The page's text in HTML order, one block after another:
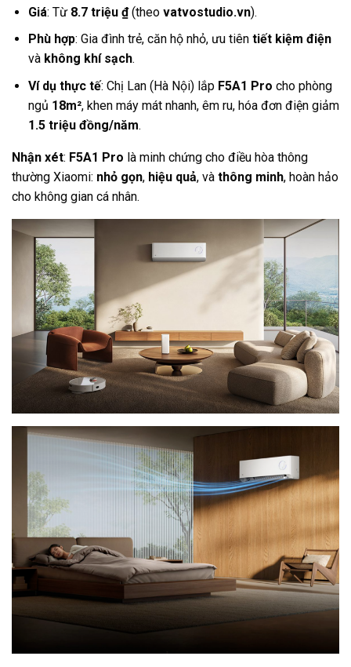
Giá: Từ 8.7 triệu ₫(theo vatvostudio.vn).
Phù hợp: Gia đình trẻ, căn hộ nhỏ, ưu tiên tiết kiệm điện
và không khí sạch.
Ví dụ thực tế: Chị Lan (Hà Nội) lắp F5A1 Pro cho phòng
ngủ 18m², khen máy mát nhanh, êm ru, hóa đơn điện giảm
1.5 triệu đồng/năm.
Nhận xét: F5A1 Pro là minh chứng cho điều hòa thông
thường Xiaomi: nhỏ gọn, hiệu quả, và thông minh, hoàn hảo
cho không gian cá nhân.